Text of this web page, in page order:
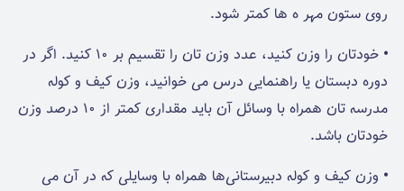
روی ستون مهر ه ها کمتر شود.
•
خودتان را وزن کنید، عدد وزن تان را تقسیم بر 10 کنید. اگر در
دوره دبستان یا راهنمایی درس می خوانید، وزن کیف و کوله‌
مدرسه‌ تان همراه با وسائل آن باید مقداری کمتر از 10 درصد وزن
خودتان باشد.
• وزن کیف و کوله‌ دبیرستانی‌ها همراه با وسایلی که در آن می